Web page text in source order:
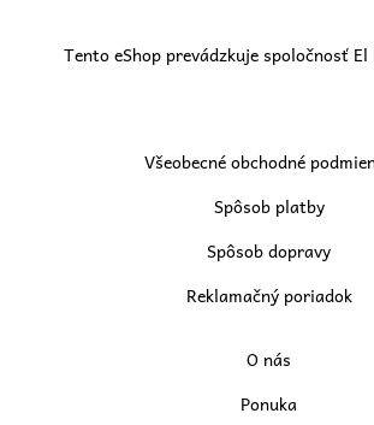
Tento eShop prevádzkuje spoločnosť
Všeobecné obchodné
Spôsob platby
Spôsob dopravy
Reklamačný poriadok
O nás
Ponuka